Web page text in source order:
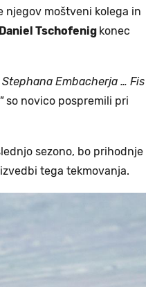
njegov moštveni kolega in
Daniel Tschofenig konec
Embacherja … Fis
so novico pospremili pri
sezono, bo prihodnje
tega tekmovanja.